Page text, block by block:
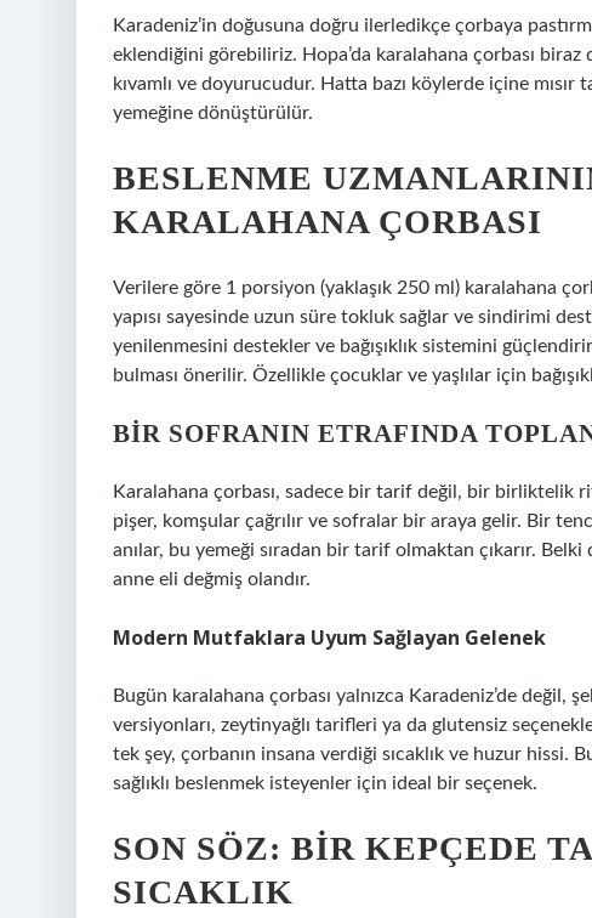
Karadeniz’in doğusuna doğru ilerledikçe çorbaya
eklendiğini görebiliriz. Hopa’da karalahana çorbası
kıvamlı ve doyurucudur. Hatta bazı köylerde içine
yemeğine dönüştürülür.
BESLENME
KARALAHANA ÇORBASI
Verilere göre 1 porsiyon (yaklaşık 250 ml) karalahana
yapısı sayesinde uzun süre tokluk sağlar ve sindirimi
yenilenmesini destekler ve bağışıklık sistemini
bulması önerilir. Özellikle çocuklar ve yaşlılar için
BIR SOFRANIN ETRAFINDA
Karalahana çorbası, sadece bir tarif değil, bir birliktelik
pişer, komşular çağrılır ve sofralar bir araya gelir. Bir
anılar, bu yemeği sıradan bir tarif olmaktan çıkarır.
anne eli değmiş olandır.
Modern Mutfaklara Uyum Sağlayan Gelenek
Bugün karalahana çorbası yalnızca Karadeniz’de değil,
versiyonları, zeytinyağlı tarifleri ya da glutensiz
tek şey, çorbanın insana verdiği sıcaklık ve huzur
sağlıklı beslenmek isteyenler için ideal bir seçenek.
SON SÖZ: BIR KEPÇEDE
SICAKLIK